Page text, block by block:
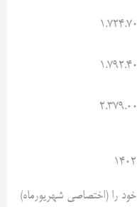
را (اختصاصی شهریورماه)